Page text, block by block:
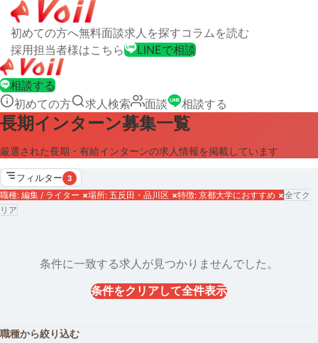
初めての方へ無料面談求人を探すコラムを読む
採用担当者様はこちら
LINEで相談
相談する
初めての方
求人検索 面談 相談する
長期インターン募集一覧
厳選された長期・有給インターンの求人情報を掲載しています
フィルター 3
職種: 編集 / ライター ×場所: 五反田・品川区 ×特徴: 京都大学におすすめ ×全てク
リア
条件に一致する求人が見つかりませんでした。
条件をクリアして全件表示
職種から絞り込む